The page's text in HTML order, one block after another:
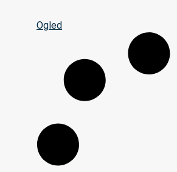
Ogled